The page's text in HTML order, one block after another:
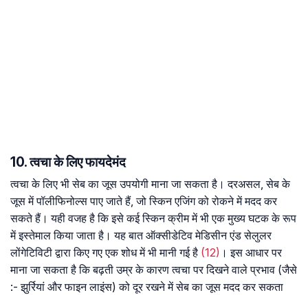
10. त्वचा के लिए फायदेमंद
त्वचा के लिए भी सेब का जूस उपयोगी माना जा सकता है। दरअसल, सेब के
जूस में पॉलीफिनोल्स पाए जाते हैं, जो स्किन एजिंग को रोकने में मदद कर
सकते हैं। यही वजह है कि इसे कई स्किन क्रीम में भी एक मुख्य घटक के रूप
में इस्तेमाल किया जाता है। यह बात ऑक्सीडेटिव मेडिसीन एंड सेलुलर
लोंगेटिविटी द्वारा किए गए एक शोध में भी मानी गई है (12) । इस आधार पर
माना जा सकता है कि बढ़ती उम्र के कारण त्वचा पर दिखने वाले प्रभाव (जैसे
:- झुर्रियां और फाइन लाइंस) को दूर रखने में सेब का जूस मदद कर सकता